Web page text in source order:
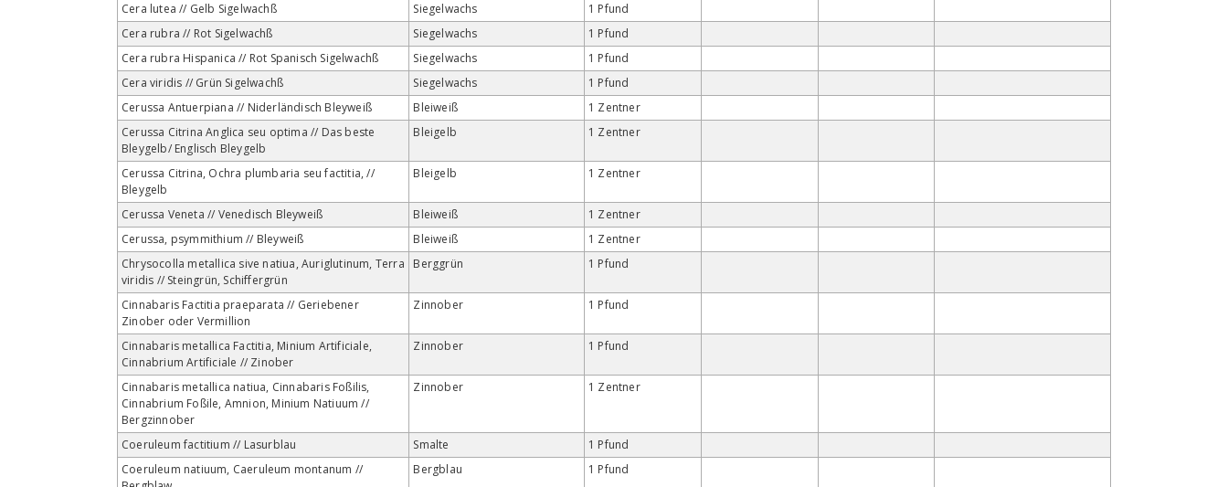
Cera lutea // Gelb Sigelwachß Siegelwachs
1 Pfund
Cera rubra // Rot Sigelwachß
Siegelwachs
1 Pfund
Cera rubra Hispanica // Rot Spanisch Sigelwachß
Siegelwachs
1 Pfund
Cera viridis // Grün Sigelwachß
Siegelwachs
1 Pfund
Cerussa Antuerpiana // Niderländisch Bleyweiß
Bleiweiß
1 Zentner
Cerussa Citrina Anglica seu optima // Das beste
Bleygelb/ Englisch Bleygelb
Bleigelb 1 Zentner
Cerussa Citrina, Ochra plumbaria seu factitia, //
Bleygelb
Bleigelb 1 Zentner
Cerussa Veneta // Venedisch Bleyweiß Bleiweiß
1 Zentner
Cerussa, psymmithium // Bleyweiß
Bleiweiß
1 Zentner
Chrysocolla metallica sive natiua, Auriglutinum, Terra
viridis // Steingrün, Schiffergrün
Berggrün 1 Pfund
Cinnabaris Factitia praeparata // Geriebener
Zinober oder Vermillion
Zinnober 1 Pfund
Cinnabaris metallica Factitia, Minium Artificiale,
Cinnabrium Artificiale // Zinober
Zinnober 1 Pfund
Cinnabaris metallica natiua, Cinnabaris Foßilis,
Cinnabrium Foßile, Amnion, Minium Natiuum //
Bergzinnober
Zinnober 1 Zentner
Coeruleum factitium // Lasurblau Smalte
1 Pfund
Coeruleum natiuum, Caeruleum montanum //
Bergblau 1 Pfund